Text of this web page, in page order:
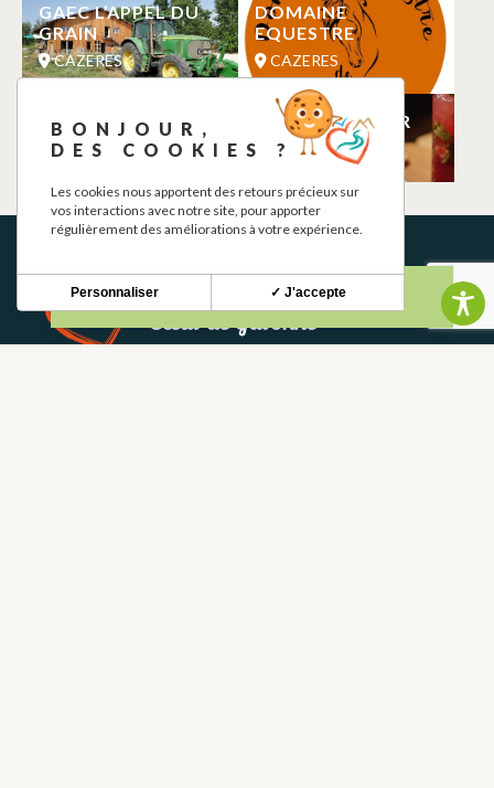
GAEC L’APPEL DU
GRAIN
CAZERES
DOMAINE
EQUESTRE
CAZERES
L’OCCITAN
CAZERES
MONSIEUR FAUR
CAZERES
BONJOUR,
DES COOKIES ?
Les cookies nous apportent des retours précieux sur
vos interactions avec notre site, pour apporter
régulièrement des améliorations à votre expérience.
✓ J'accepte
Personnaliser